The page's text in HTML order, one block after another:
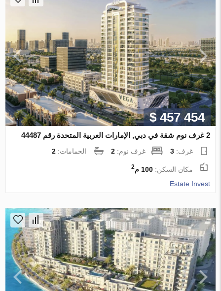
$ 457 454
2 غرف نوم شقة في دبي, الإمارات العربية المتحدة رقم 44487
غرف:3 غرف نوم:2 الحمامات:2
مكان السكن:100 م 2
Estate Invest